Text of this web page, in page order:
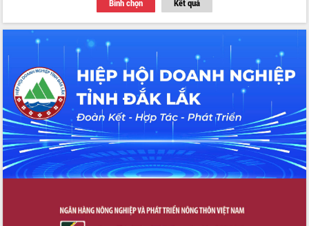
Thứ trưởng Bộ Y tế làm việc với tỉnh
Đắk Lắk về phát triển nhân lực y tế
cho trạm y tế cấp xã
Du lịch Đắk Lắk nâng tầm trải nghiệm
du khách thông qua Hệ thống cơ sở dữ
liệu và Bản đồ số
Tập huấn ứng dụng trí tuệ nhân tạo (AI)
trong thương mại điện tử năm 2026
Đoàn đại biểu Quốc hội tỉnh Đắk Lắk
trao đổi thông tin trước Kỳ họp thứ
nhất, Quốc hội khóa XVI
Quyết liệt cải cách hành chính, khơi
Nâng cao hiệu lực, hiệu quả HĐND
tỉnh thông qua hiện đại hóa hành chính
Bình chọn Kết quả